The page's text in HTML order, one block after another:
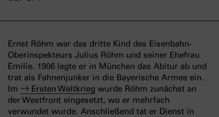
Ernst Röhm war das dritte Kind des Eisenbahn-
Oberinspekteurs Julius Röhm und seiner Ehefrau
Emilie. 1906 legte er in München das Abitur ab und
trat als Fahnenjunker in die Bayerische Armee ein.
Im
Ersten Weltkrieg wurde Röhm zunächst an
der Westfront eingesetzt, wo er mehrfach
verwundet wurde. Anschließend tat er Dienst in